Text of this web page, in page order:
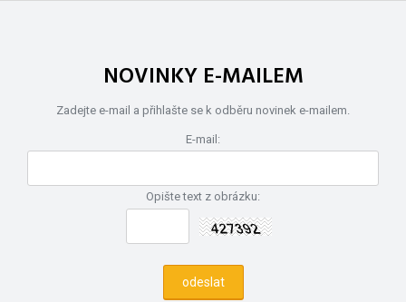
NOVINKY E-MAILEM
Zadejte e-mail a přihlašte se k odběru novinek e-mailem.
E-mail:
Opište text z obrázku: